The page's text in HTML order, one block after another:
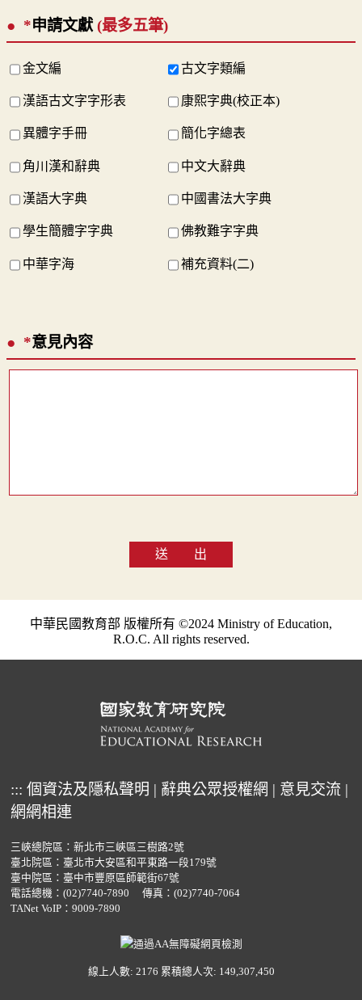
*申請文獻 (最多五筆)
金文編 古文字類編
漢語古文字字形表 康熙字典(校正本)
異體字手冊 簡化字總表
角川漢和辭典 中文大辭典
漢語大字典 中國書法大字典
學生簡體字字典 佛教難字字典
中華字海 補充資料(二)
*意見內容
送 出
中華民國教育部 版權所有 ©2024 Ministry of Education,
R.O.C. All rights reserved.
::: 個資法及隱私聲明 | 辭典公眾授權網 | 意見交流 |
網網相連
三峽總院區：新北市三峽區三樹路2號
臺北院區：臺北市大安區和平東路一段179號
臺中院區：臺中市豐原區師範街67號
電話總機： (02)7740-7890
傳真：(02)7740-7064
TANet VoIP：9009-7890
線上人數: 2176 累積總人次: 149,307,450